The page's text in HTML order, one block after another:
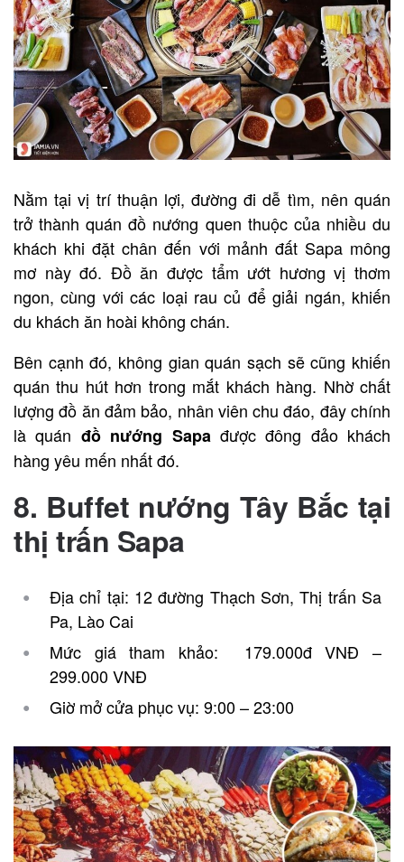
Nằm tại vị trí thuận lợi, đường đi dễ tìm, nên quán
trở thành quán đồ nướng quen thuộc của nhiều du
khách khi đặt chân đến với mảnh đất Sapa mông
mơ này đó. Đồ ăn được tẩm ướt hương vị thơm
ngon, cùng với các loại rau củ để giải ngán, khiến
du khách ăn hoài không chán.
Bên cạnh đó, không gian quán sạch sẽ cũng khiến
quán thu hút hơn trong mắt khách hàng. Nhờ chất
lượng đồ ăn đảm bảo, nhân viên chu đáo, đây chính
là quán đồ nướng Sapa được đông đảo khách
hàng yêu mến nhất đó.
8. Buffet nướng Tây Bắc tại
thị trấn Sapa
Địa chỉ tại: 12 đường Thạch Sơn, Thị trấn Sa
Pa, Lào Cai
Mức giá tham khảo: 179.000đ VNĐ –
299.000 VNĐ
Giờ mở cửa phục vụ: 9:00 – 23:00